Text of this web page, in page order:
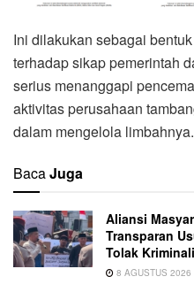
Ini dilakukan sebagai
terhadap sikap pemerintah
serius menanggapi
aktivitas perusahaan
dalam mengelola limbahnya.
BacaJuga
Aliansi
Transparan
Tolak
8 AGUSTUS 2026